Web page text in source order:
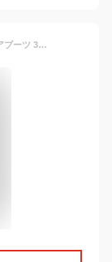
[リーガル] Walker 302W 防水・防滑 サイドゴアブーツ 3E ゴアテックス 雪国 冬用 軽量 ブラック 24.0cm